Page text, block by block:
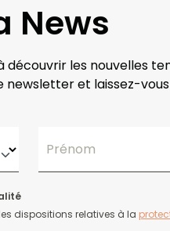
News
découvrir les nouvelles
et laissez-
Prénom
dispositions relatives à la